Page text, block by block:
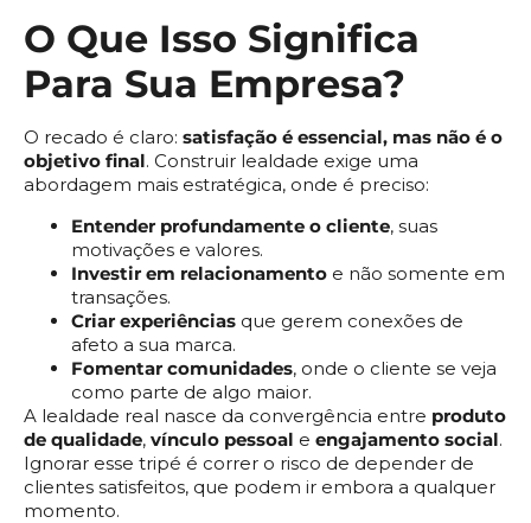
O Que Isso Significa
Para Sua Empresa?
O recado é claro: satisfação é essencial, mas não é o
objetivo final. Construir lealdade exige uma
abordagem mais estratégica, onde é preciso:
Entender profundamente o cliente, suas
motivações e valores.
Investir em relacionamento e não somente em
transações.
Criar experiências que gerem conexões de
afeto a sua marca.
Fomentar comunidades, onde o cliente se veja
como parte de algo maior.
A lealdade real nasce da convergência entre produto
de qualidade, vínculo pessoal e engajamento social.
Ignorar esse tripé é correr o risco de depender de
clientes satisfeitos, que podem ir embora a qualquer
momento.